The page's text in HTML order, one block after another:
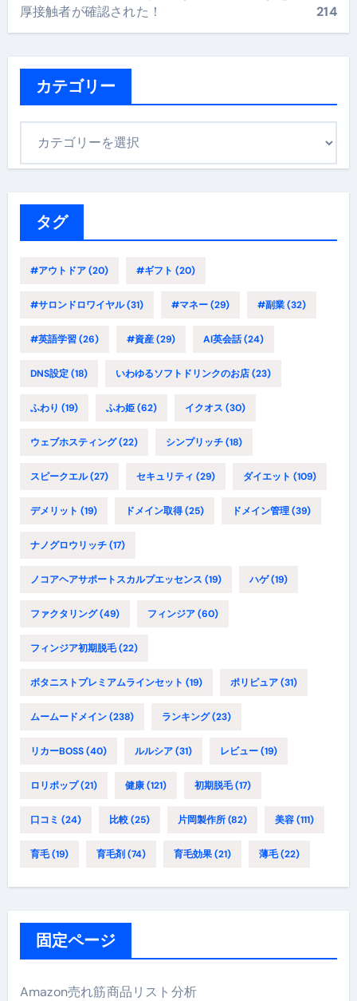
厚接触者が確認された！
214
カテゴリー
タグ
#アウトドア(20) #ギフト (20)
#サロンドロワイヤル(31) #マネー(29) #副業(32)
#英語学習(26) #資産(29) AI英会話(24)
DNS設定(18) いわゆるソフトドリンクのお店(23)
ふわり (19) ふわ姫(62) イクオス (30)
ウェブホスティング(22) シンプリッチ(18)
スピークエル(27) セキュリティ (29) ダイエット (109)
デメリット (19) ドメイン取得(25) ドメイン管理(39)
ナノグロウリッチ(17)
ノコアヘアサポートスカルプエッセンス (19) ハゲ(19)
ファクタリング(49) フィンジア(60)
フィンジア初期脱毛(22)
ボタニストプレミアムラインセット (19) ポリピュア(31)
ムームードメイン(238) ランキング(23)
リカーBOSS(40) ルルシア(31) レビュー(19)
ロリポップ(21) 健康(121) 初期脱毛(17)
口コミ (24) 比較(25) 片岡製作所(82) 美容(111)
育毛(19) 育毛剤 (74) 育毛効果(21) 薄毛(22)
固定ページ
Amazon売れ筋商品リスト分析